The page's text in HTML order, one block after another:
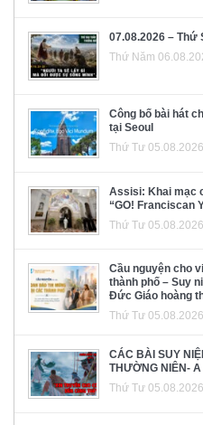
07.08.2026 – Thứ
Thứ Năm
Công bố bài hát
tại Seoul
Thứ Tư 05.08.2026
Assisi: Khai mạc
“GO! Franciscan
Thứ Tư 05.08.2026
Cầu nguyện cho
thành phố – Suy
Đức Giáo hoàng
Thứ Tư 05.08.2026
CÁC BÀI SUY
THƯỜNG NIÊN- A
Thứ Tư 05.08.2026